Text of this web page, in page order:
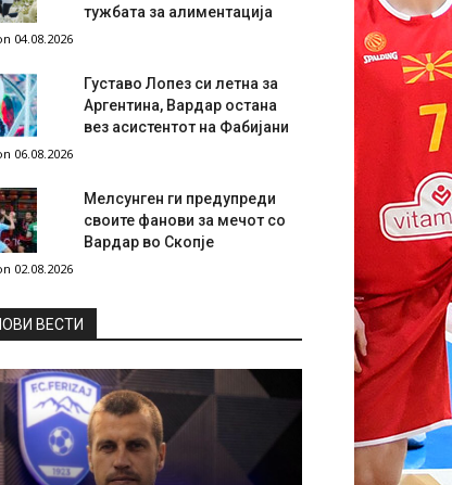
тужбата за алиментација
04.08.2026
Густаво Лопез си летна за
Аргентина, Вардар остана
вез асистентот на Фабијани
06.08.2026
Мелсунген ги предупреди
своите фанови за мечот со
Вардар во Скопје
02.08.2026
ВЕСТИ